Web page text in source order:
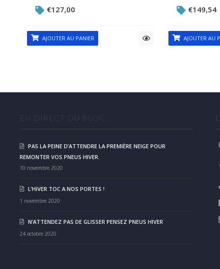
€127,00
AJOUTER AU PANIER
€149,54
AJOUTER AU
EN DIRECT DU BLOG
PAS LA PEINE D’ATTENDRE LA PREMIÈRE NEIGE POUR
REMONTER VOS PNEUS HIVER.
10 novembre 2020
L’HIVER TOC A NOS PORTES !
1 novembre 2020
N’ATTENDEZ PAS DE GLISSER PENSEZ PNEUS HIVER
24 octobre 2020